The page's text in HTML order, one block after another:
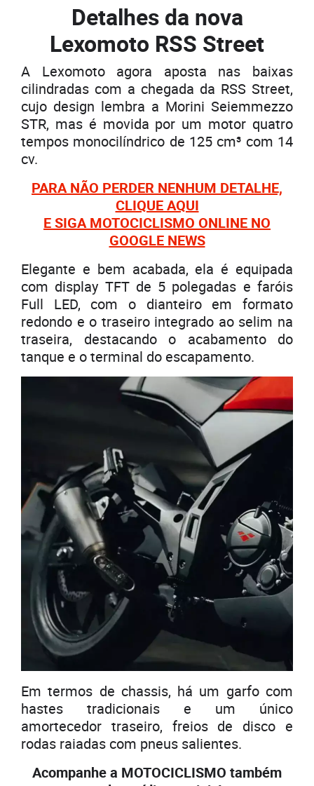
Detalhes da nova
Lexomoto RSS Street
A Lexomoto agora aposta nas baixas
cilindradas com a chegada da RSS Street,
cujo design lembra a Morini Seiemmezzo
STR, mas é movida por um motor quatro
tempos monocilíndrico de 125 cm³ com 14
cv.
PARA NÃO PERDER NENHUM DETALHE,
CLIQUE AQUI
E SIGA MOTOCICLISMO ONLINE NO
GOOGLE NEWS
Elegante e bem acabada, ela é equipada
com display TFT de 5 polegadas e faróis
Full LED, com o dianteiro em formato
redondo e o traseiro integrado ao selim na
traseira, destacando o acabamento do
tanque e o terminal do escapamento.
Em termos de chassis, há um garfo com
hastes tradicionais e um único
amortecedor traseiro, freios de disco e
rodas raiadas com pneus salientes.
Acompanhe a MOTOCICLISMO também